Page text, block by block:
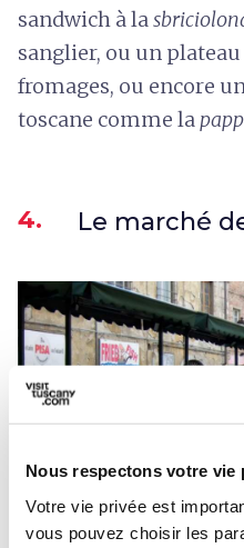
Nous respectons votre vie
Votre vie privée est
vous pouvez choisir les
sandwich à la
sanglier, ou un
fromages, ou encore
toscane comme la
4. Le marché